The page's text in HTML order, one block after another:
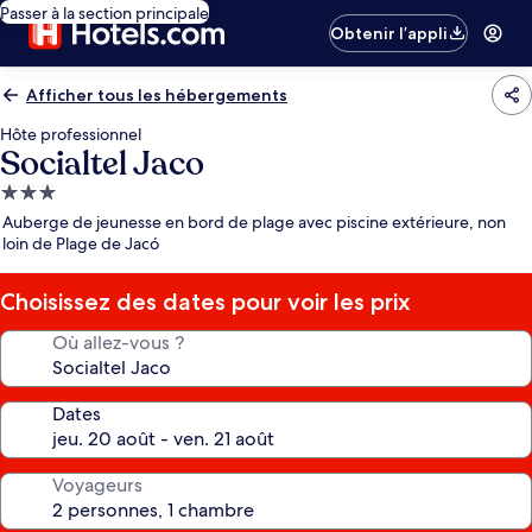
Passer à la section principale
Obtenir l’appli
Afficher tous les hébergements
Hôte professionnel
Socialtel Jaco
Hébergement
3.0 étoiles
Auberge de jeunesse en bord de plage avec piscine extérieure, non
loin de Plage de Jacó
Choisissez des dates pour voir les prix
Où allez-vous ?
Dates
Voyageurs